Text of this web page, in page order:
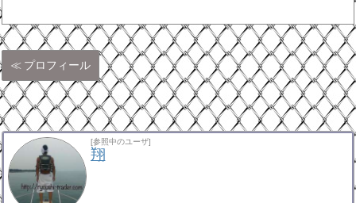
プロフィール
[参照中のユーザ]
翔